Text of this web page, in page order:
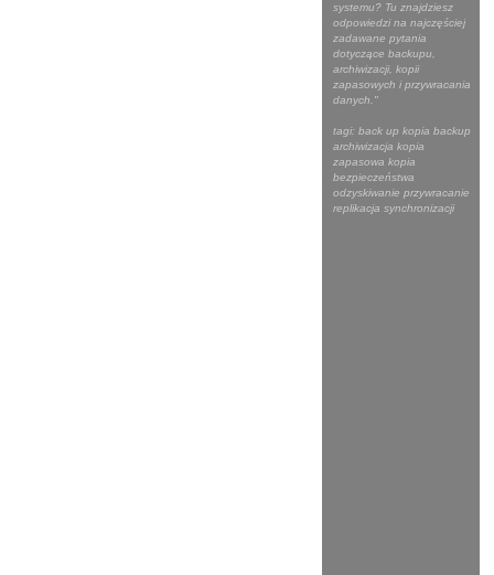
systemu? Tu znajdziesz
odpowiedzi na najczęściej
zadawane pytania
dotyczące backupu,
archiwizacji, kopii
zapasowych i przywracania
danych."
tagi: back up kopia backup
archiwizacja kopia
zapasowa kopia
bezpieczeństwa
odzyskiwanie przywracanie
replikacja synchronizacji